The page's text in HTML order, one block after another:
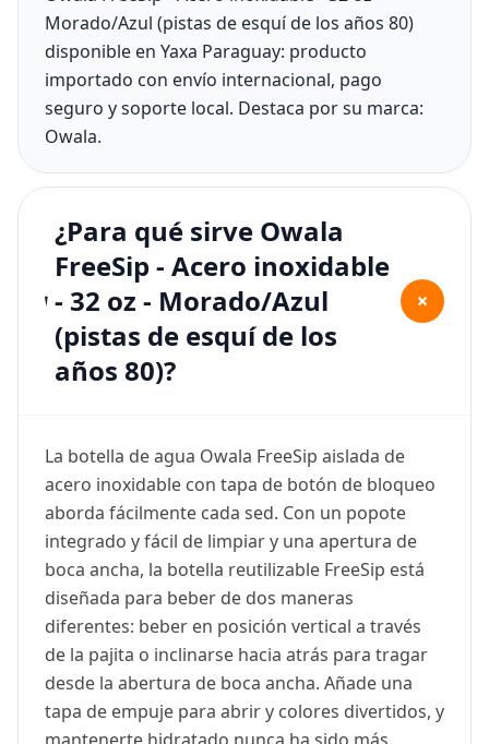
Morado/Azul (pistas de esquí de los años 80)
disponible en Yaxa Paraguay: producto
importado con envío internacional, pago
seguro y soporte local. Destaca por su marca:
Owala.
¿Para qué sirve Owala
FreeSip - Acero inoxidable
- 32 oz - Morado/Azul
(pistas de esquí de los
años 80)?
+
La botella de agua Owala FreeSip aislada de
acero inoxidable con tapa de botón de bloqueo
aborda fácilmente cada sed. Con un popote
integrado y fácil de limpiar y una apertura de
boca ancha, la botella reutilizable FreeSip está
diseñada para beber de dos maneras
diferentes: beber en posición vertical a través
de la pajita o inclinarse hacia atrás para tragar
desde la abertura de boca ancha. Añade una
tapa de empuje para abrir y colores divertidos, y